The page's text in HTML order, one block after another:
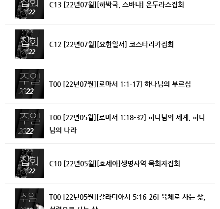
C13 [22년07월][하박국, 스바냐] 온두라스집회
C12 [22년07월][요한일서] 코스타리카집회
T00 [22년07월][로마서 1:1-17] 하나님의 부르심
T00 [22년05월][로마서 1:18-32] 하나님의 세계, 하나
님의 나라
C10 [22년05월][호세아]생명사역 목회자집회
T00 [22년05월][갈라디아서 5:16-26] 육체로 사는 삶,